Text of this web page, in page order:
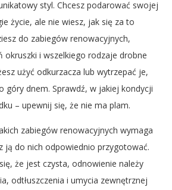
styl. Chcesz podarować swojej
życie, ale nie wiesz, jak się za to
do zabiegów renowacyjnych,
okruszki i wszelkiego rodzaje drobne
użyć odkurzacza lub wytrzepać je,
góry dnem. Sprawdź, w jakiej kondycji
– upewnij się, że nie ma plam.
zabiegów renowacyjnych wymaga
ją do nich odpowiednio przygotować.
że jest czysta, odnowienie należy
odtłuszczenia i umycia zewnętrznej